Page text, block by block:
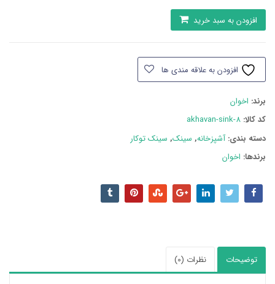
سینک
توکار
کد
افزودن به سبد خرید
افزودن به علاقه مندی ها
برند: اخوان
کد کالا: akhavan-sink-8
دسته بند‌ی:آشپزخانه, سینک, سینک توکار
برندها: اخوان
توضیحات نظرات (0)